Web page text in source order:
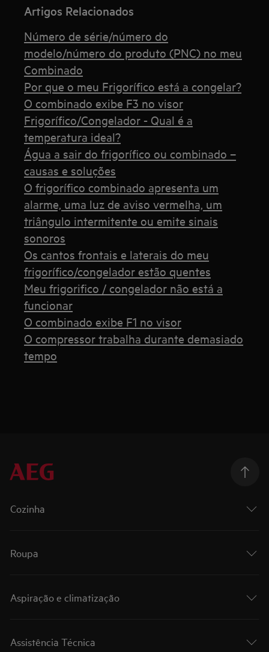
Artigos Relacionados
Número de série/número do
modelo/número do produto (PNC) no meu
Combinado
Por que o meu Frigorífico está a congelar?
O combinado exibe F3 no visor
Frigorífico/Congelador - Qual é a
temperatura ideal?
Água a sair do frigorífico ou combinado –
causas e soluções
O frigorífico combinado apresenta um
alarme, uma luz de aviso vermelha, um
triângulo intermitente ou emite sinais
sonoros
Os cantos frontais e laterais do meu
frigorífico/congelador estão quentes
Meu frigorifico / congelador não está a
funcionar
O combinado exibe F1 no visor
O compressor trabalha durante demasiado
tempo
Cozinha
Roupa
Aspiração e climatização
Assistência Técnica